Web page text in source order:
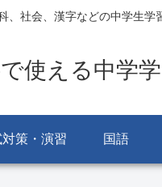
、社会、漢字などの中学生学
使える中学
策・演習 国語